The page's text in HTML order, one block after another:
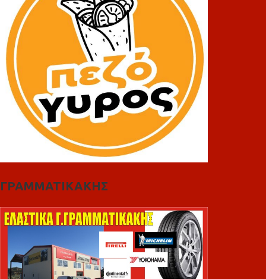
ΓΡΑΜΜΑΤΙΚΑΚΗΣ